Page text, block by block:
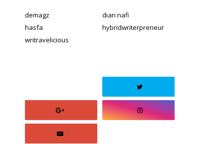
demagz
dian nafi
hasfa
hybridwriterpreneur
writravelicious